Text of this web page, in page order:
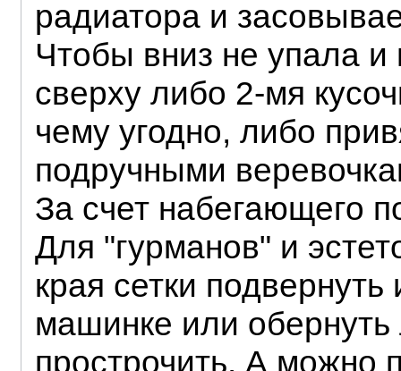
радиатора и
Чтобы вниз не упала и
сверху либо 2-мя
чему угодно, либо
подручными
За счет набегающего
Для "гурманов" и
края сетки
машинке или
прострочить. А можно